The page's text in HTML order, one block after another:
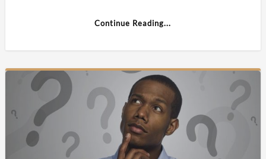
Continue Reading...